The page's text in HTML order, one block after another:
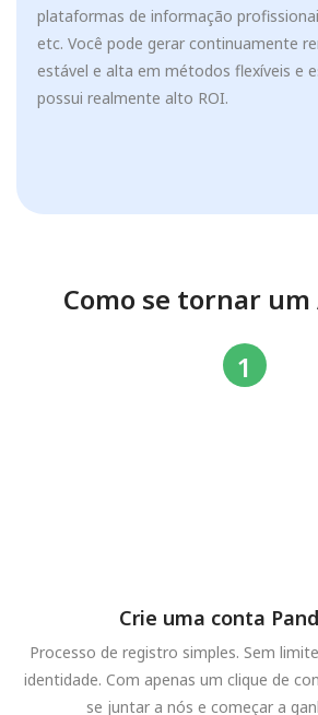
plataformas de informação
etc. Você pode gerar continuamente
estável e alta em métodos flexíveis e
possui realmente alto ROI.
Como se tornar um
Crie uma conta
Processo de registro simples. Sem
identidade. Com apenas um clique de
se juntar a nós e começar a